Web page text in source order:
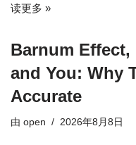
读更多 »
Barnum
and You: Why
Accurate
由 open 2026年8月8日